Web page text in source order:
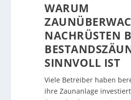
WARUM
NACHRÜSTEN
SINNVOLL IST
Viele Betreiber haben
ihre Zaunanlage